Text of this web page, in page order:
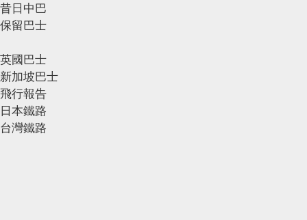
昔日中巴
保留巴士
英國巴士
新加坡巴士
飛行報告
日本鐵路
台灣鐵路